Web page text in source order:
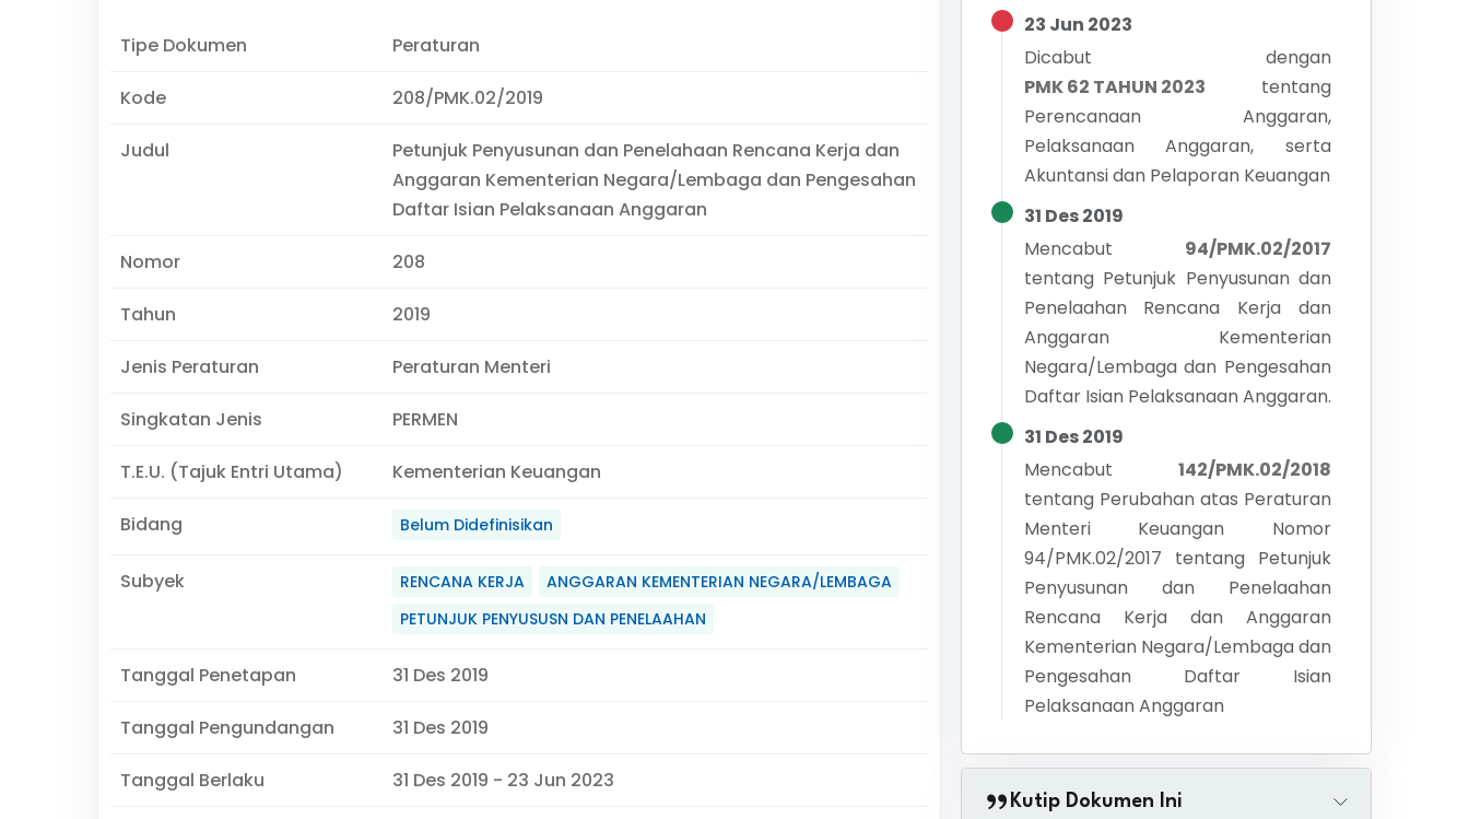
Tipe Dokumen Peraturan
Kode 208/PMK.02/2019
Judul
Petunjuk Penyusunan dan Penelahaan Rencana Kerja dan
Anggaran Kementerian Negara/Lembaga dan Pengesahan
Daftar Isian Pelaksanaan Anggaran
Nomor 208
Tahun 2019
Jenis Peraturan Peraturan Menteri
Singkatan Jenis PERMEN
T.E.U. (Tajuk Entri Utama) Kementerian Keuangan
Bidang Belum Didefinisikan
Subyek RENCANA KERJA
ANGGARAN KEMENTERIAN NEGARA/LEMBAGA
PETUNJUK PENYUSUSN DAN PENELAAHAN
Tanggal Penetapan 31 Des 2019
Tanggal Pengundangan 31 Des 2019
Tanggal Berlaku 31 Des 2019 - 23 Jun 2023
23 Jun 2023
Dicabut dengan
PMK 62 TAHUN 2023
tentang
Perencanaan Anggaran,
Pelaksanaan Anggaran, serta
Akuntansi dan Pelaporan Keuangan
31 Des 2019
Mencabut
94/PMK.02/2017
tentang Petunjuk Penyusunan dan
Penelaahan Rencana Kerja dan
Anggaran Kementerian
Negara/Lembaga dan Pengesahan
Daftar Isian Pelaksanaan Anggaran.
31 Des 2019
Mencabut
142/PMK.02/2018
tentang Perubahan atas Peraturan
Menteri Keuangan Nomor
94/PMK.02/2017 tentang Petunjuk
Penyusunan dan Penelaahan
Rencana Kerja dan Anggaran
Kementerian Negara/Lembaga dan
Pengesahan Daftar Isian
Pelaksanaan Anggaran
Kutip Dokumen Ini